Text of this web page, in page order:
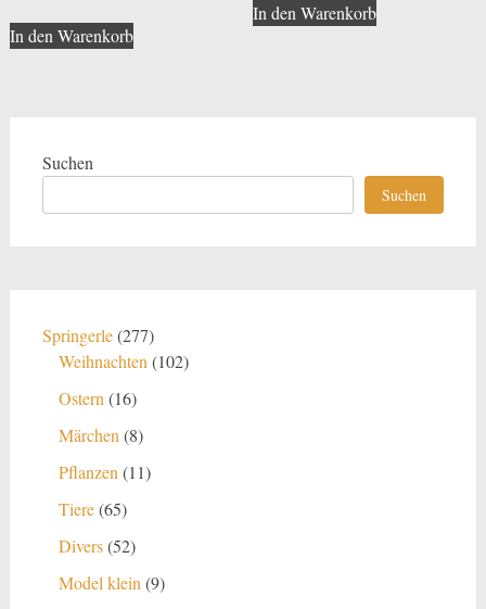
In den Warenkorb
In den Warenkorb
Suchen
Suchen
Springerle 277277
Produkte
Weihnachten 102102
Ostern 1616
Märchen 88
Pflanzen 1111
Tiere 6565
Produkte
Divers 5252
Model klein 99